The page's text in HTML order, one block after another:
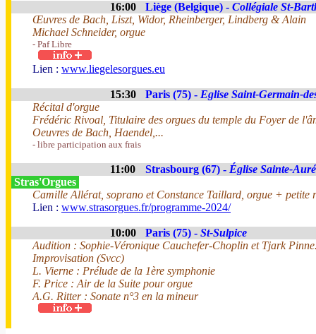
16:00 Liège (Belgique) - Collégiale St-
Œuvres de Bach, Liszt, Widor, Rheinberger, Lindberg & Alain
Michael Schneider, orgue
- Paf Libre
Lien : www.liegelesorgues.eu
15:30 Paris (75) - Eglise Saint-Germain-
Récital d'orgue
Frédéric Rivoal, Titulaire des orgues du temple du Foyer de
Oeuvres de Bach, Haendel,...
- libre participation aux frais
11:00 Strasbourg (67) - Église Sainte-
Stras'Orgues
Camille Allérat, soprano et Constance Taillard, orgue + petite
Lien : www.strasorgues.fr/programme-2024/
10:00 Paris (75) - St-Sulpice
Audition : Sophie-Véronique Cauchefer-Choplin et Tjark
Improvisation (Svcc)
L. Vierne : Prélude de la 1ère symphonie
F. Price : Air de la Suite pour orgue
A.G. Ritter : Sonate n°3 en la mineur